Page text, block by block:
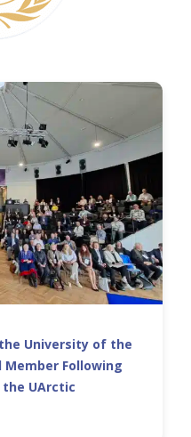
the University of the
Following
the UArctic